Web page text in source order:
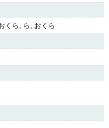
くら, ら, おくら